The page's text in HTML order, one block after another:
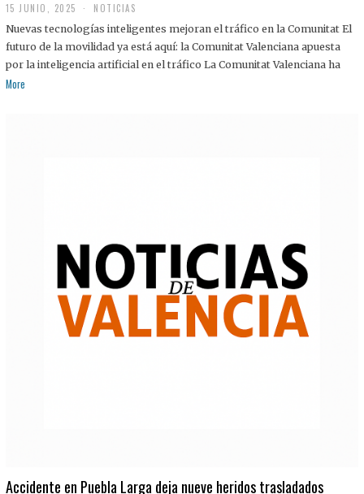
15 JUNIO, 2025 NOTICIAS
Nuevas tecnologías inteligentes mejoran el tráfico en la Comunitat El
futuro de la movilidad ya está aquí: la Comunitat Valenciana apuesta
por la inteligencia artificial en el tráfico La Comunitat Valenciana ha
More
Accidente en Puebla Larga deja nueve heridos trasladados